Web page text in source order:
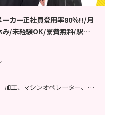
カー正社員登用率80％!!/月
/未経験OK/寮費無料/駅チ
検査、組立・組付け、加工、マシンオペレーター、ライン作業、塗装